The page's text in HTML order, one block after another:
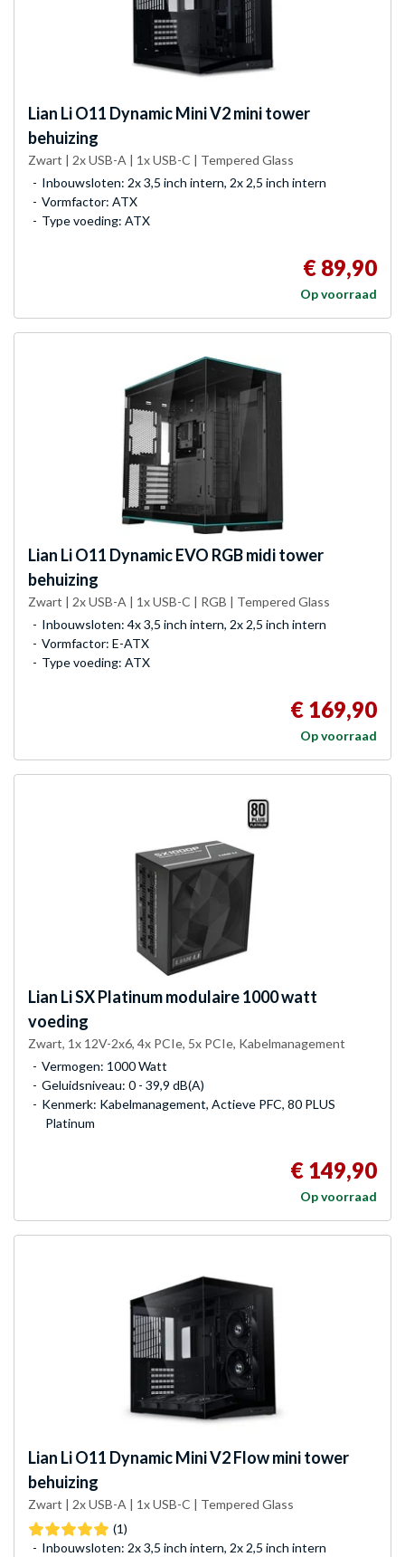
Lian LiO11 Dynamic Mini V2 mini tower
behuizing
Zwart | 2x USB-A | 1x USB-C | Tempered Glass
Inbouwsloten: 2x 3,5 inch intern, 2x 2,5 inch intern
Vormfactor: ATX
Type voeding: ATX
€ 89,90
Op voorraad
Lian LiO11 Dynamic EVO RGB midi tower
behuizing
Zwart | 2x USB-A | 1x USB-C | RGB | Tempered Glass
Inbouwsloten: 4x 3,5 inch intern, 2x 2,5 inch intern
Vormfactor: E-ATX
Type voeding: ATX
€ 169,90
Op voorraad
Lian LiSX Platinum modulaire 1000 watt
voeding
Zwart, 1x 12V-2x6, 4x PCIe, 5x PCIe, Kabelmanagement
Vermogen: 1000 Watt
Geluidsniveau: 0 - 39,9 dB(A)
Kenmerk: Kabelmanagement, Actieve PFC, 80 PLUS
Platinum
€ 149,90
Op voorraad
Lian LiO11 Dynamic Mini V2 Flow mini tower
behuizing
Zwart | 2x USB-A | 1x USB-C | Tempered Glass
(1)
Inbouwsloten: 2x 3,5 inch intern, 2x 2,5 inch intern